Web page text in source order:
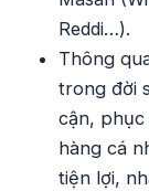
Reddi…).
Thông
trong đời
cận,
hàng cá
tiện lợi,